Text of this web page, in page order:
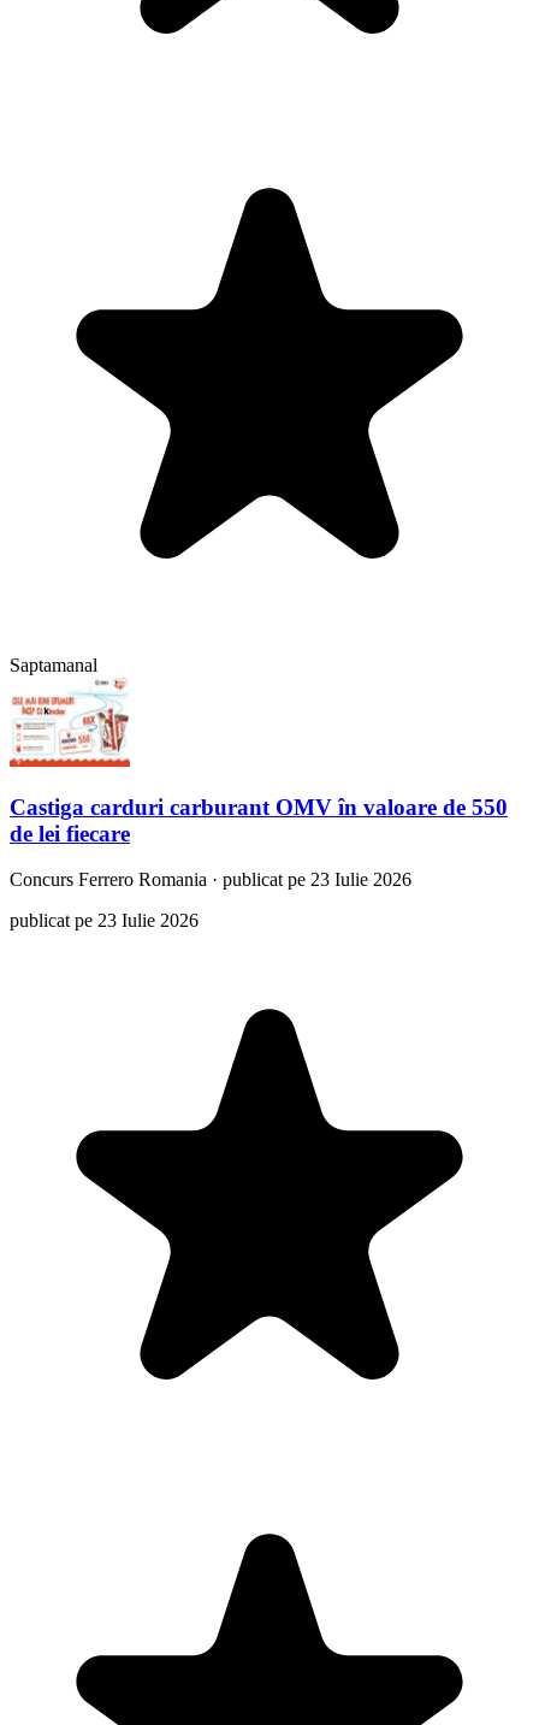
Saptamanal
Castiga carduri carburant OMV în valoare de 550
de lei fiecare
Concurs Ferrero Romania · publicat pe 23 Iulie 2026
publicat pe 23 Iulie 2026